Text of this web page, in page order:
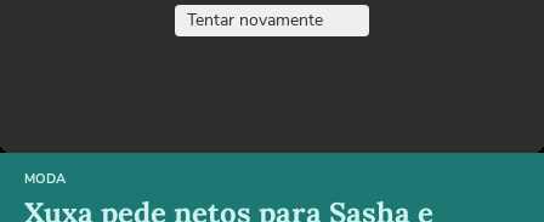
Tentar novamente
MODA
Xuxa pede netos para Sasha e